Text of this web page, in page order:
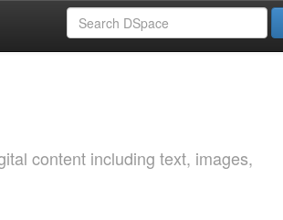
content including text, images,